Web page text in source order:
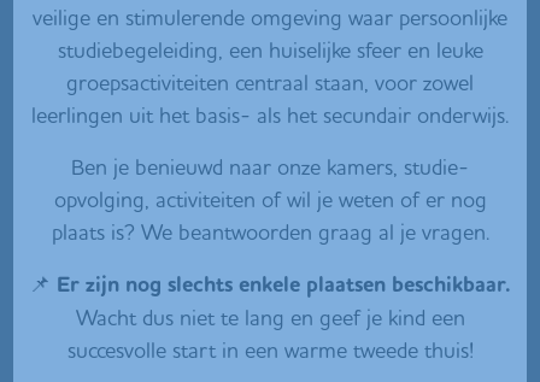
veilige en stimulerende omgeving waar persoonlijke
studiebegeleiding, een huiselijke sfeer en leuke
groepsactiviteiten centraal staan, voor zowel
leerlingen uit het basis- als het secundair onderwijs.
Ben je benieuwd naar onze kamers, studie-
opvolging, activiteiten of wil je weten of er nog
plaats is? We beantwoorden graag al je vragen.
📌 Er zijn nog slechts enkele plaatsen beschikbaar.
Wacht dus niet te lang en geef je kind een
succesvolle start in een warme tweede thuis!
Een blik achter de schermen
Onze 4 pijlers